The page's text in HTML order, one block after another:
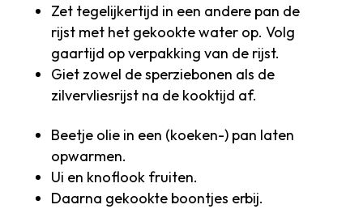
Zet tegelijkertijd in een andere pan de
rijst met het gekookte water op. Volg
gaartijd op verpakking van de rijst.
Giet zowel de sperziebonen als de
zilvervliesrijst na de kooktijd af.
Beetje olie in een (koeken-) pan laten
opwarmen.
Ui en knoflook fruiten.
Daarna gekookte boontjes erbij.